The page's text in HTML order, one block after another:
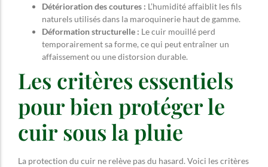
Détérioration des coutures : L’humidité affaiblit les fils
naturels utilisés dans la maroquinerie haut de gamme.
Déformation structurelle : Le cuir mouillé perd
temporairement sa forme, ce qui peut entraîner un
affaissement ou une distorsion durable.
Les critères essentiels
pour bien protéger le
cuir sous la pluie
La protection du cuir ne relève pas du hasard. Voici les critères